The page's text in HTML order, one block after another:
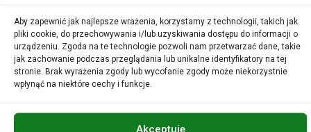
Aby zapewnić jak najlepsze wrażenia, korzystamy z technologii, takich jak
pliki cookie, do przechowywania i/lub uzyskiwania dostępu do informacji o
urządzeniu. Zgoda na te technologie pozwoli nam przetwarzać dane, takie
jak zachowanie podczas przeglądania lub unikalne identyfikatory na tej
stronie. Brak wyrażenia zgody lub wycofanie zgody może niekorzystnie
wpłynąć na niektóre cechy i funkcje.
Akceptuję
Wydarzenie pod Patronatem honorowym Ambasady
Republiki Łotewskiej w Rzeczypospolitej Polskiej.
26 maja 2026 (wtorek) godz. 19:00 – Stulecie urodzin
Milesa Davisa. Zabierz mamę do Filharmonii
25 zł – jedna cena promocyjna
https://filharmonia.opole.pl/wydarzenia/stulecie-urodzin-
milesa-davisa-zabierz-mame-do-filharmonii/